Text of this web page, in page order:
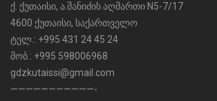
ქ. ქუთაისი, ა.შანიძის აღმართი N5-7/17
4600 ქუთაისი, საქართველო
ტელ.: +995 431 24 45 24
მობ.: +995 598006968
gdzkutaissi@gmail.com
———————————-